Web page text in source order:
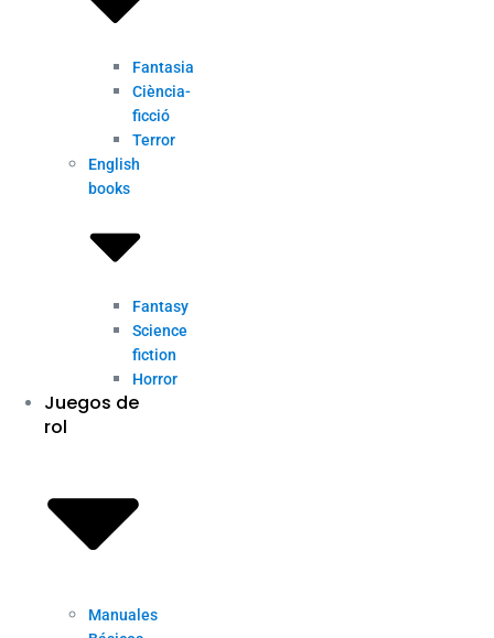
Fantasia
Ciència-
ficció
Terror
English
books
Fantasy
Science
fiction
Horror
Juegos de
rol
Manuales